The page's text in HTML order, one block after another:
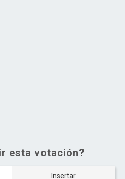
esta votación?
Insertar